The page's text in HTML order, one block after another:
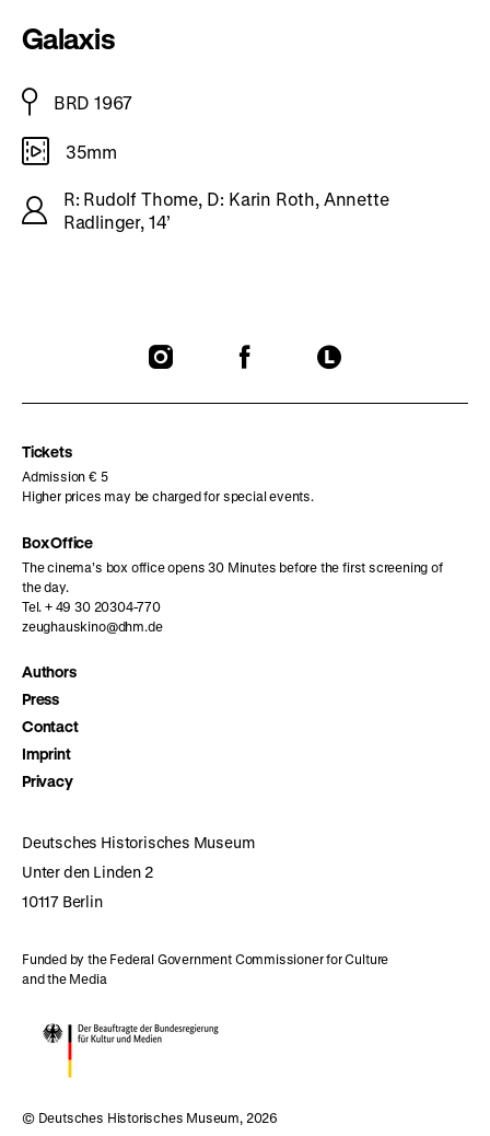
Galaxis
BRD 1967
35mm
R: Rudolf Thome, D: Karin Roth, Annette
Radlinger, 14’
To
To
To
Tickets
Admission € 5
Higher prices may be charged for special events.
Box Office
The cinema’s box office opens 30 Minutes before the first screening of
the day.
Tel. + 49 30 20304-770
zeughauskino@dhm.de
Authors
Press
Contact
Imprint
Privacy
Deutsches Historisches Museum
Unter den Linden 2
10117 Berlin
Funded by the Federal Government Commissioner for Culture
and the Media
© Deutsches Historisches Museum, 2026